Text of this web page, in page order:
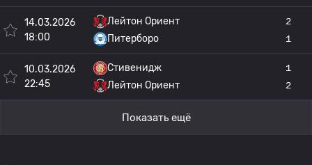
14.03.2026
18:00
Лейтон Ориент
Питерборо
2
1
10.03.2026
22:45
Стивенидж
Лейтон Ориент
1
2
Показать ещё